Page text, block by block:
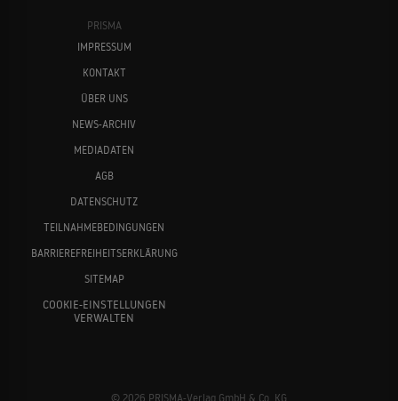
PRISMA
IMPRESSUM
KONTAKT
ÜBER UNS
NEWS-ARCHIV
MEDIADATEN
AGB
DATENSCHUTZ
TEILNAHMEBEDINGUNGEN
BARRIEREFREIHEITSERKLÄRUNG
SITEMAP
COOKIE-EINSTELLUNGEN
VERWALTEN
© 2026 PRISMA-Verlag GmbH & Co. KG